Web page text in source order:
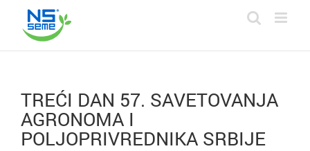
content
TREĆI DAN 57. SAVETOVANJA
AGRONOMA I
POLJOPRIVREDNIKA SRBIJE